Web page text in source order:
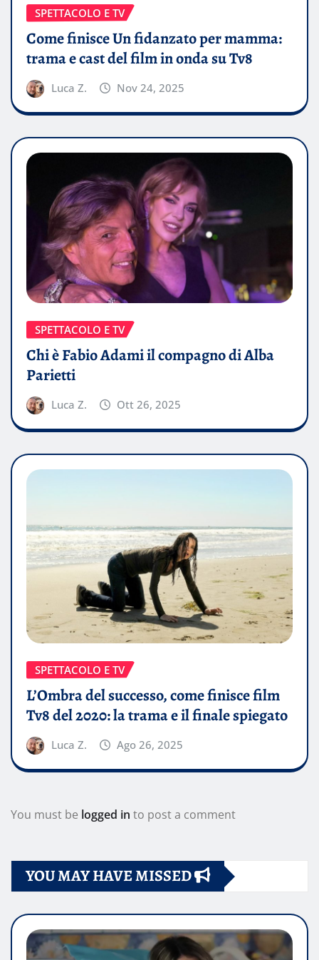
SPETTACOLO E TV
Come finisce Un fidanzato per mamma:
trama e cast del film in onda su Tv8
Luca Z. Nov 24, 2025
SPETTACOLO E TV
Chi è Fabio Adami il compagno di Alba
Parietti
Luca Z. Ott 26, 2025
SPETTACOLO E TV
L’Ombra del successo, come finisce film
Tv8 del 2020: la trama e il finale spiegato
Luca Z. Ago 26, 2025
You must be logged in to post a comment
YOU MAY HAVE MISSED